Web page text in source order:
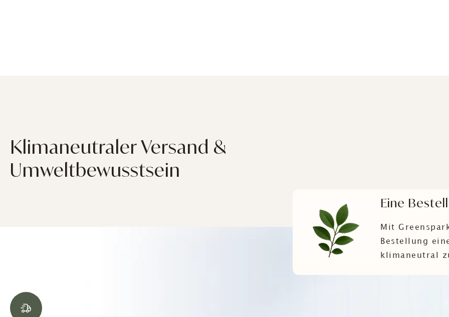
Klimaneutraler Versand &
Umweltbewusstsein
Eine
Mit
Bestellung
klimaneutral